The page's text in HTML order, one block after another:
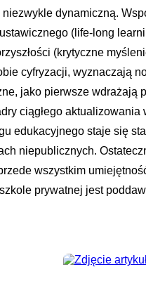
dynamiczną.
(life-long
(krytyczne
cyfryzacji, wyznaczają
jako pierwsze wdrażają
ciągłego
edukacyjnego staje się
niepublicznych.
wszystkim
prywatnej jest